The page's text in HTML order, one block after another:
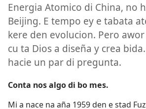
Energia Atomico di China, no
Beijing. E tempo ey e tabata
kere den evolucion. Pero awor
cu ta Dios a diseña y crea bida.
hacie un par di pregunta.
Conta nos algo di bo mes.
Mi a nace na aña 1959 den e stad